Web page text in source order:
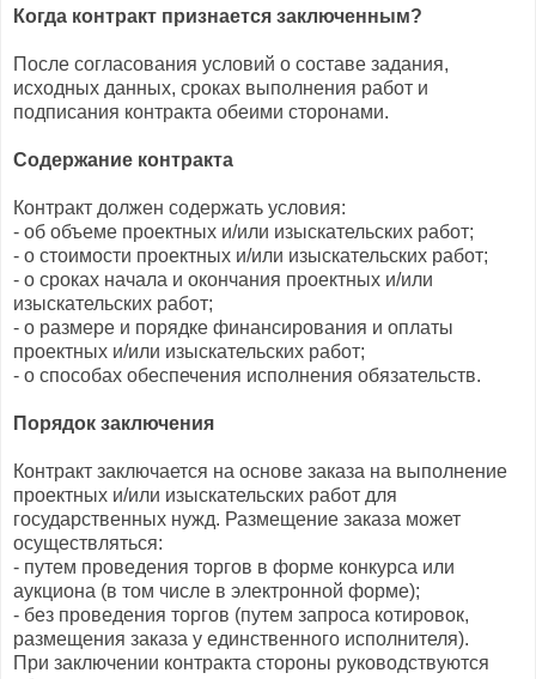
Когда контракт признается заключенным?
После согласования условий о составе задания,
исходных данных, сроках выполнения работ и
подписания контракта обеими сторонами.
Содержание контракта
Контракт должен содержать условия:
- об объеме проектных и/или изыскательских работ;
- о стоимости проектных и/или изыскательских работ;
- о сроках начала и окончания проектных и/или
изыскательских работ;
- о размере и порядке финансирования и оплаты
проектных и/или изыскательских работ;
- о способах обеспечения исполнения обязательств.
Порядок заключения
Контракт заключается на основе заказа на выполнение
проектных и/или изыскательских работ для
государственных нужд. Размещение заказа может
осуществляться:
- путем проведения торгов в форме конкурса или
аукциона (в том числе в электронной форме);
- без проведения торгов (путем запроса котировок,
размещения заказа у единственного исполнителя).
При заключении контракта стороны руководствуются